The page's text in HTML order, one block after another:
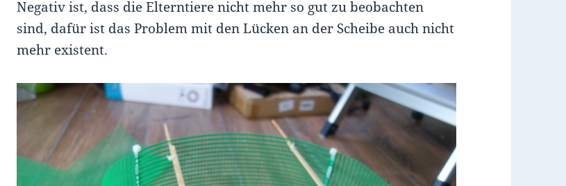
Negativ ist, dass die Elterntiere nicht mehr so gut zu beobachten
sind, dafür ist das Problem mit den Lücken an der Scheibe auch nicht
mehr existent.